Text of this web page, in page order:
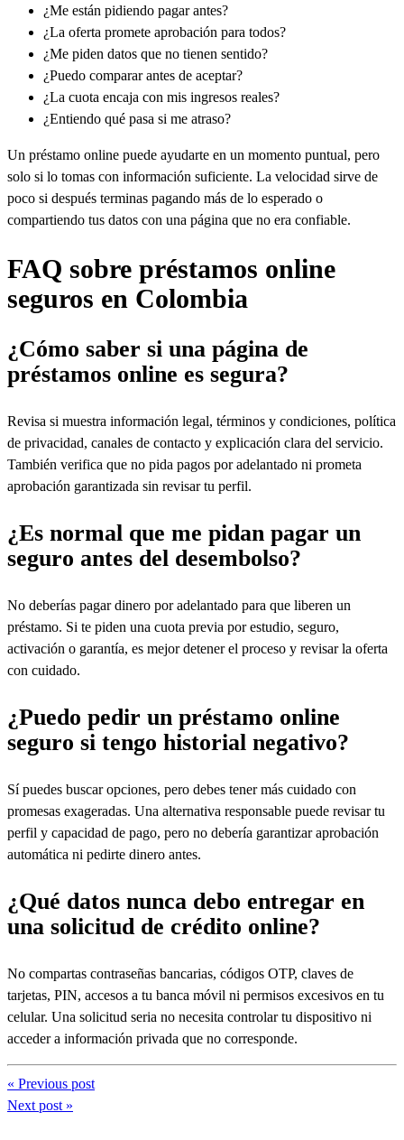
¿Me están pidiendo pagar antes?
¿La oferta promete aprobación para todos?
¿Me piden datos que no tienen sentido?
¿Puedo comparar antes de aceptar?
¿La cuota encaja con mis ingresos reales?
¿Entiendo qué pasa si me atraso?
Un préstamo online puede ayudarte en un momento puntual, pero
solo si lo tomas con información suficiente. La velocidad sirve de
poco si después terminas pagando más de lo esperado o
compartiendo tus datos con una página que no era confiable.
FAQ sobre préstamos online
seguros en Colombia
¿Cómo saber si una página de
préstamos online es segura?
Revisa si muestra información legal, términos y condiciones, política
de privacidad, canales de contacto y explicación clara del servicio.
También verifica que no pida pagos por adelantado ni prometa
aprobación garantizada sin revisar tu perfil.
¿Es normal que me pidan pagar un
seguro antes del desembolso?
No deberías pagar dinero por adelantado para que liberen un
préstamo. Si te piden una cuota previa por estudio, seguro,
activación o garantía, es mejor detener el proceso y revisar la oferta
con cuidado.
¿Puedo pedir un préstamo online
seguro si tengo historial negativo?
Sí puedes buscar opciones, pero debes tener más cuidado con
promesas exageradas. Una alternativa responsable puede revisar tu
perfil y capacidad de pago, pero no debería garantizar aprobación
automática ni pedirte dinero antes.
¿Qué datos nunca debo entregar en
una solicitud de crédito online?
No compartas contraseñas bancarias, códigos OTP, claves de
tarjetas, PIN, accesos a tu banca móvil ni permisos excesivos en tu
celular. Una solicitud seria no necesita controlar tu dispositivo ni
acceder a información privada que no corresponde.
« Previous post
Next post »